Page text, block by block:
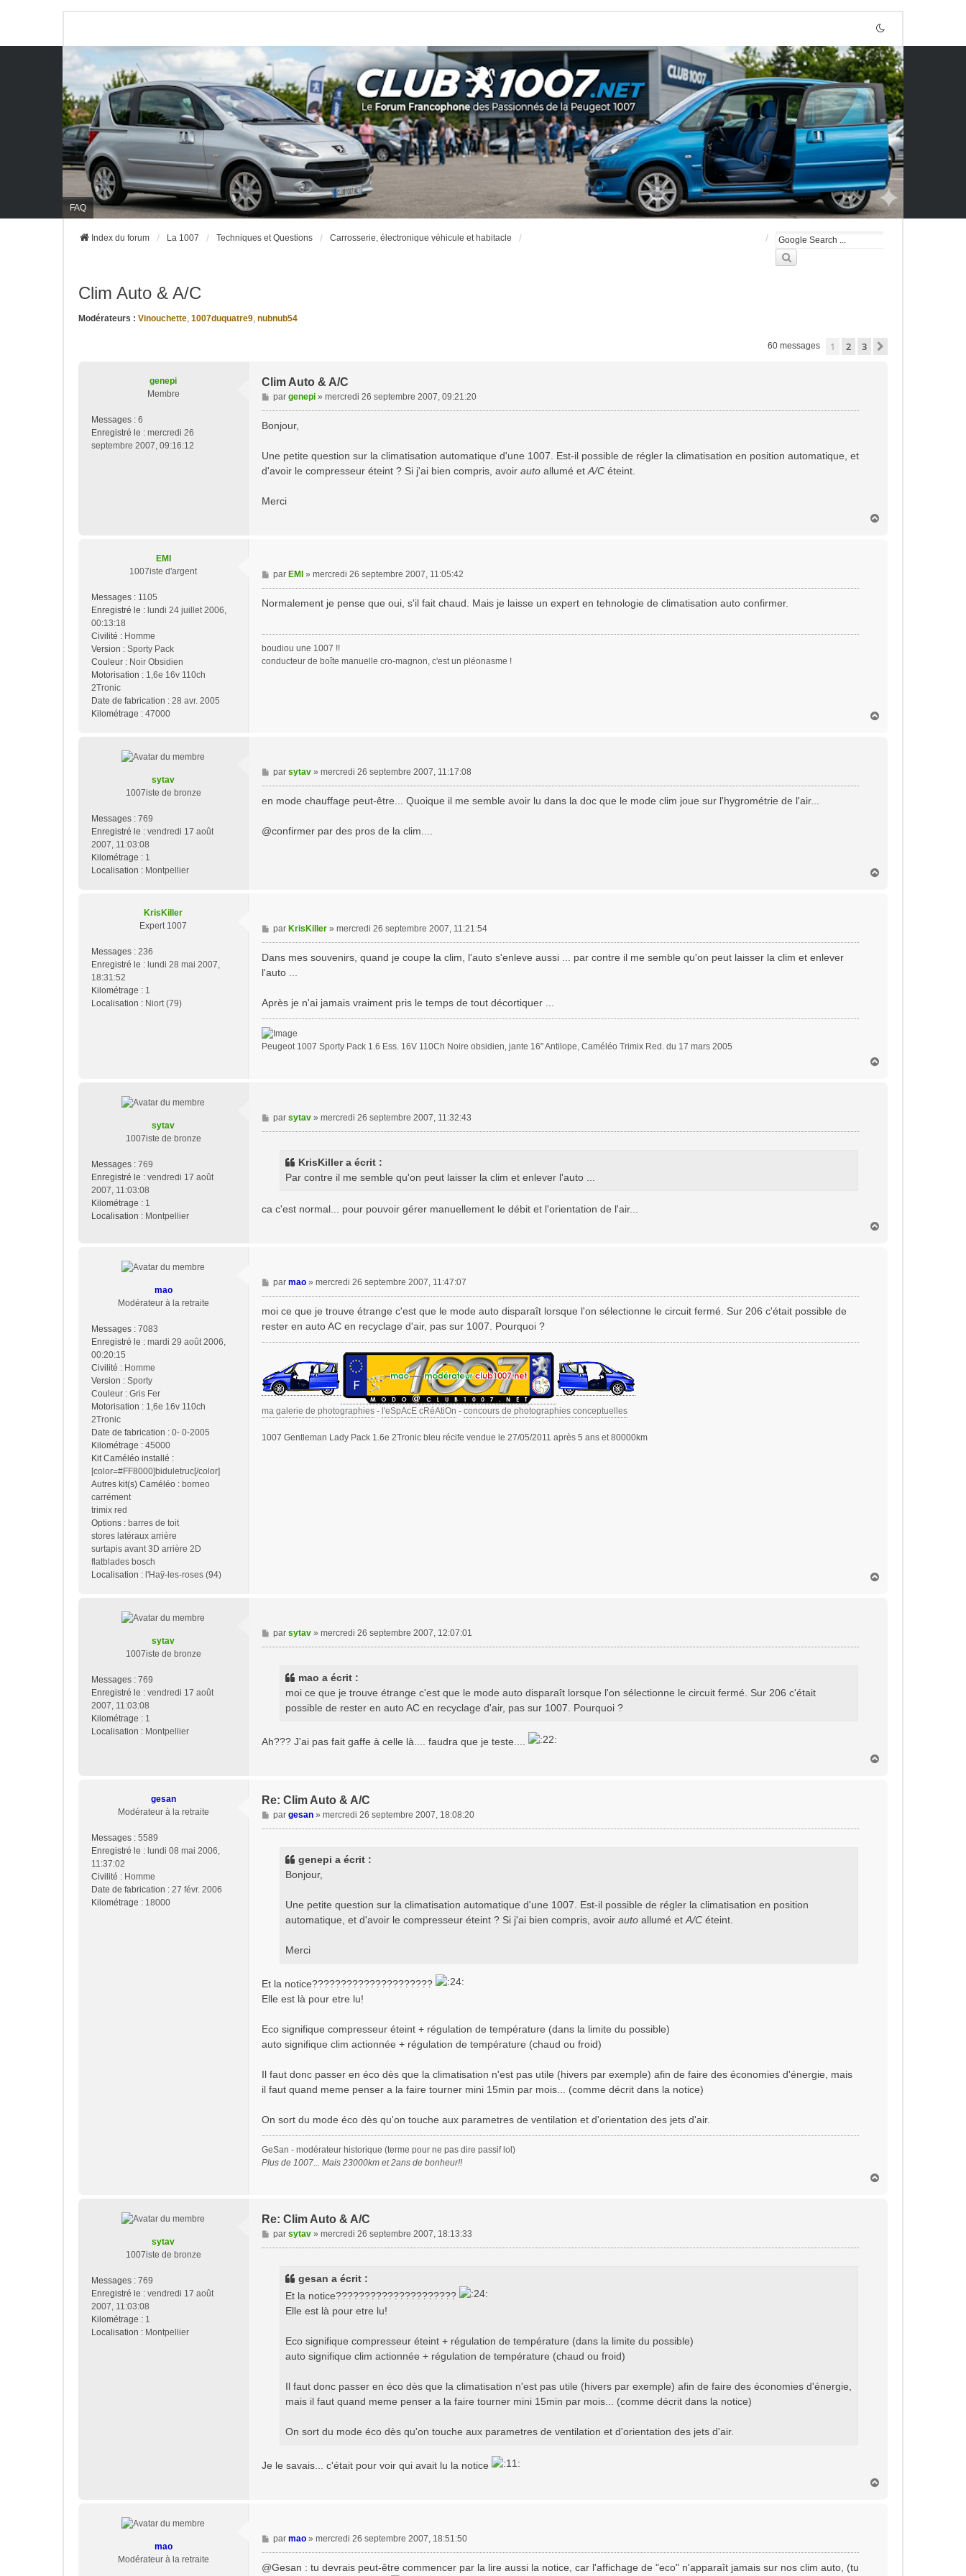
FAQ
Index du forum La 1007 Techniques et Questions Carrosserie, électronique véhicule et habitacle
Clim Auto & A/C
Modérateurs : Vinouchette, 1007duquatre9, nubnub54
60 messages 1 2 3
genepi
Membre
Messages : 6
Enregistré le : mercredi 26
septembre 2007, 09:16:12
Clim Auto & A/C
M
e
s
g
e
par genepi» mercredi 26 septembre 2007, 09:21:20
Bonjour,
Une petite question sur la climatisation automatique d'une 1007. Est-il possible de régler la climatisation en position automatique, et
d'avoir le compresseur éteint ? Si j'ai bien compris, avoir auto allumé et A/C éteint.
Merci
EMI
1007iste d'argent
Messages : 1105
Enregistré le : lundi 24 juillet 2006,
00:13:18
Civilité : Homme
Version : Sporty Pack
Couleur : Noir Obsidien
Motorisation : 1,6e 16v 110ch
2Tronic
Date de fabrication : 28 avr. 2005
Kilométrage : 47000
M
e
s
e
par EMI » mercredi 26 septembre 2007, 11:05:42
Normalement je pense que oui, s'il fait chaud. Mais je laisse un expert en tehnologie de climatisation auto confirmer.
boudiou une 1007 !!
conducteur de boîte manuelle cro-magnon, c'est un pléonasme !
sytav
1007iste de bronze
Messages : 769
Enregistré le : vendredi 17 août
2007, 11:03:08
Kilométrage : 1
Localisation : Montpellier
M
e
s
g
par sytav» mercredi 26 septembre 2007, 11:17:08
en mode chauffage peut-être... Quoique il me semble avoir lu dans la doc que le mode clim joue sur l'hygrométrie de l'air...
@confirmer par des pros de la clim....
KrisKiller
Expert 1007
Messages : 236
Enregistré le : lundi 28 mai 2007,
18:31:52
Kilométrage : 1
Localisation : Niort (79)
M
e
s
e
par KrisKiller» mercredi 26 septembre 2007, 11:21:54
Dans mes souvenirs, quand je coupe la clim, l'auto s'enleve aussi ... par contre il me semble qu'on peut laisser la clim et enlever
l'auto ...
Après je n'ai jamais vraiment pris le temps de tout décortiquer ...
Peugeot 1007 Sporty Pack 1.6 Ess. 16V 110Ch Noire obsidien, jante 16" Antilope, Caméléo Trimix Red. du 17 mars 2005
sytav
1007iste de bronze
Messages : 769
Enregistré le : vendredi 17 août
2007, 11:03:08
Kilométrage : 1
Localisation : Montpellier
M
e
par sytav» mercredi 26 septembre 2007, 11:32:43
KrisKiller a écrit :
Par contre il me semble qu'on peut laisser la clim et enlever l'auto ...
ca c'est normal... pour pouvoir gérer manuellement le débit et l'orientation de l'air...
mao
Modérateur à la retraite
Messages : 7083
Enregistré le : mardi 29 août 2006,
00:20:15
Civilité : Homme
Version : Sporty
Couleur : Gris Fer
Motorisation : 1,6e 16v 110ch
2Tronic
Date de fabrication : 0- 0-2005
Kilométrage : 45000
Kit Caméléo installé :
[color=#FF8000]biduletruc[/color]
Autres kit(s) Caméléo : borneo
carrément
trimix red
Options : barres de toit
stores latéraux arrière
surtapis avant 3D arrière 2D
flatblades bosch
Localisation : l'Haÿ-les-roses (94)
M
e
s
par mao» mercredi 26 septembre 2007, 11:47:07
moi ce que je trouve étrange c'est que le mode auto disparaît lorsque l'on sélectionne le circuit fermé. Sur 206 c'était possible de
rester en auto AC en recyclage d'air, pas sur 1007. Pourquoi ?
ma galerie de photographies - l'eSpAcE cRéAtiOn - concours de photographies conceptuelles
1007 Gentleman Lady Pack 1.6e 2Tronic bleu récife vendue le 27/05/2011 après 5 ans et 80000km
sytav
1007iste de bronze
Messages : 769
Enregistré le : vendredi 17 août
2007, 11:03:08
Kilométrage : 1
Localisation : Montpellier
M
e
par sytav» mercredi 26 septembre 2007, 12:07:01
mao a écrit :
moi ce que je trouve étrange c'est que le mode auto disparaît lorsque l'on sélectionne le circuit fermé. Sur 206 c'était
possible de rester en auto AC en recyclage d'air, pas sur 1007. Pourquoi ?
Ah??? J'ai pas fait gaffe à celle là.... faudra que je teste....
gesan
Modérateur à la retraite
Messages : 5589
Enregistré le : lundi 08 mai 2006,
11:37:02
Civilité : Homme
Date de fabrication : 27 févr. 2006
Kilométrage : 18000
Re: Clim Auto & A/C
M
e
par gesan» mercredi 26 septembre 2007, 18:08:20
genepi a écrit :
Bonjour,
Une petite question sur la climatisation automatique d'une 1007. Est-il possible de régler la climatisation en position
automatique, et d'avoir le compresseur éteint ? Si j'ai bien compris, avoir auto allumé et A/C éteint.
Merci
Et la notice?????????????????????
Elle est là pour etre lu!
Eco signifique compresseur éteint + régulation de température (dans la limite du possible)
auto signifique clim actionnée + régulation de température (chaud ou froid)
Il faut donc passer en éco dès que la climatisation n'est pas utile (hivers par exemple) afin de faire des économies d'énergie, mais
il faut quand meme penser a la faire tourner mini 15min par mois... (comme décrit dans la notice)
On sort du mode éco dès qu'on touche aux parametres de ventilation et d'orientation des jets d'air.
GeSan - modérateur historique (terme pour ne pas dire passif lol)
Plus de 1007... Mais 23000km et 2ans de bonheur!!
sytav
1007iste de bronze
Messages : 769
Enregistré le : vendredi 17 août
2007, 11:03:08
Kilométrage : 1
Localisation : Montpellier
Re: Clim Auto & A/C
M
e
par sytav» mercredi 26 septembre 2007, 18:13:33
gesan a écrit :
Et la notice?????????????????????
Elle est là pour etre lu!
Eco signifique compresseur éteint + régulation de température (dans la limite du possible)
auto signifique clim actionnée + régulation de température (chaud ou froid)
Il faut donc passer en éco dès que la climatisation n'est pas utile (hivers par exemple) afin de faire des économies d'énergie,
mais il faut quand meme penser a la faire tourner mini 15min par mois... (comme décrit dans la notice)
On sort du mode éco dès qu'on touche aux parametres de ventilation et d'orientation des jets d'air.
Je le savais... c'était pour voir qui avait lu la notice
mao
Modérateur à la retraite
M
e
s
par mao» mercredi 26 septembre 2007, 18:51:50
@Gesan : tu devrais peut-être commencer par la lire aussi la notice, car l'affichage de "eco" n'apparaît jamais sur nos clim auto, (tu